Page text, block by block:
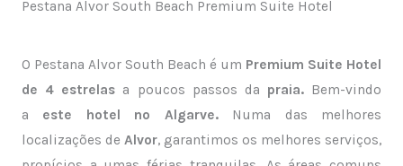
Pestana Alvor South Beach Premium Suite Hotel
O Pestana Alvor South Beach é um Premium Suite Hotel
de 4 estrelas a poucos passos da praia. Bem-vindo
a este hotel no Algarve.Numa das melhores
localizações de Alvor, garantimos os melhores serviços,